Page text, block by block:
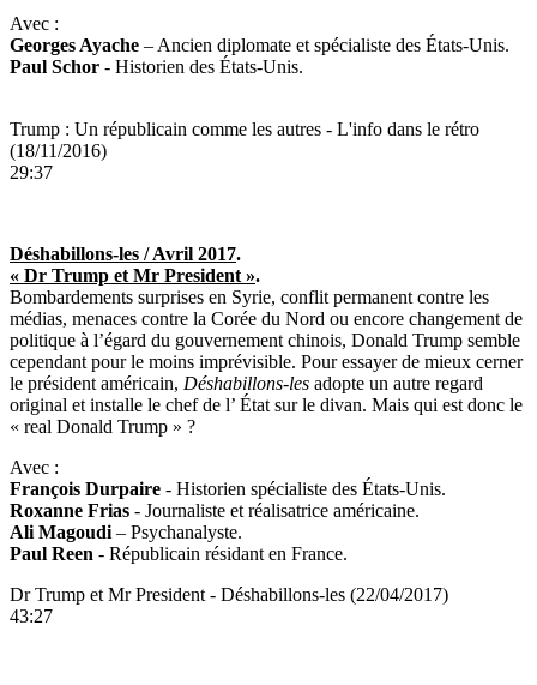
Avec :
Georges Ayache – Ancien diplomate et spécialiste des États-Unis.
Paul Schor - Historien des États-Unis.
Trump : Un républicain comme les autres - L'info dans le rétro
(18/11/2016)
29:37
Déshabillons-les / Avril 2017.
« Dr Trump et Mr President ».
Bombardements surprises en Syrie, conflit permanent contre les
médias, menaces contre la Corée du Nord ou encore changement de
politique à l’égard du gouvernement chinois, Donald Trump semble
cependant pour le moins imprévisible. Pour essayer de mieux cerner
le président américain, Déshabillons-les adopte un autre regard
original et installe le chef de l’ État sur le divan. Mais qui est donc le
« real Donald Trump » ?
Avec :
François Durpaire - Historien spécialiste des États-Unis.
Roxanne Frias - Journaliste et réalisatrice américaine.
Ali Magoudi – Psychanalyste.
Paul Reen - Républicain résidant en France.
Dr Trump et Mr President - Déshabillons-les (22/04/2017)
43:27